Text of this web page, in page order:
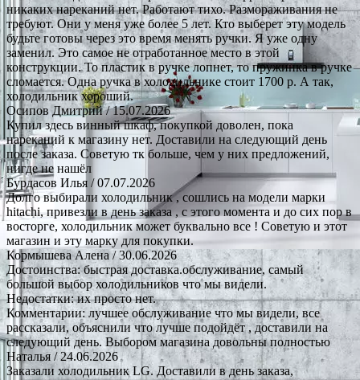
никаких нареканий нет. Работают тихо. Размораживания не
требуют. Они у меня уже более 5 лет. Кто выберет эту модель
будьте готовы через это время менять ручки. Я уже одну
заменил. Это самое не отработанное место в этой
конструкции. То пластик в ручке лопнет, то пружинка в ручке
сломается. Одна ручка в холодильнике стоит 1700 р. А так,
холодильник хороший.
Осипов Дмитрий/ 15.07.2026
Купил здесь винный шкаф, покупкой доволен, пока
нареканий к магазину нет. Доставили на следующий день
после заказа. Советую тк больше, чем у них предложений,
нигде не нашёл
Бурдасов Илья / 07.07.2026
Долго выбирали холодильник , сошлись на модели марки
hitachi, привезли в день заказа , с этого момента и до сих пор в
восторге, холодильник может буквально все ! Советую и этот
магазин и эту марку для покупки.
Кормышева Алена/ 30.06.2026
Достоинства: быстрая доставка.обслуживание, самый
большой выбор холодильников что мы видели.
Недостатки: их просто нет.
Комментарии: лучшее обслуживание что мы видели, все
рассказали, объяснили что лучше подойдёт , доставили на
следующий день. Выбором магазина довольны полностью
Наталья / 24.06.2026
Заказали холодильник LG. Доставили в день заказа,